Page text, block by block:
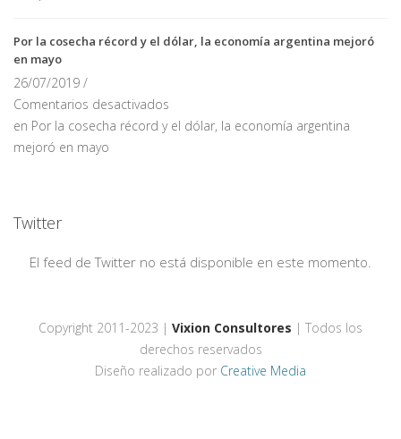
Por la cosecha récord y el dólar, la economía argentina mejoró
en mayo
26/07/2019 /
Comentarios desactivados
en Por la cosecha récord y el dólar, la economía argentina
mejoró en mayo
Twitter
El feed de Twitter no está disponible en este momento.
Copyright 2011-2023 | Vixion Consultores | Todos los
derechos reservados
Diseño realizado por Creative Media